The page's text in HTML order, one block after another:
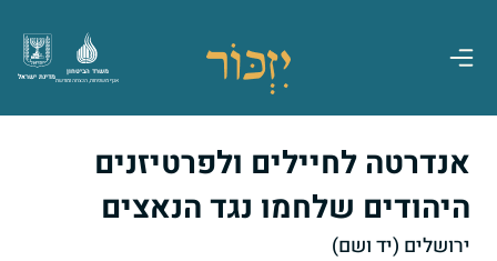
מדינת ישראל
משרד הביטחון
אגף משפחות, הנצחה ומורשת
אנדרטה לחיילים ולפרטיזנים
היהודים שלחמו נגד הנאצים
ירושלים (יד ושם)